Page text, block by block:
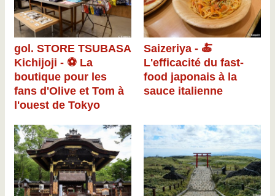
gol. STORE TSUBASA
Kichijoji - ⚽ La
boutique pour les
fans d'Olive et Tom à
l'ouest de Tokyo
Saizeriya - 🍝
L'efficacité du fast-
food japonais à la
sauce italienne